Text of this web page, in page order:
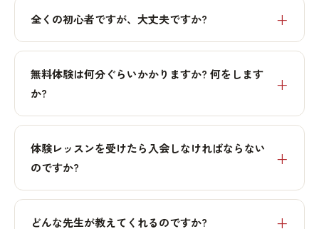
全くの初心者ですが、大丈夫ですか?
無料体験は何分ぐらいかかりますか? 何をします
か?
体験レッスンを受けたら入会しなければならない
のですか?
どんな先生が教えてくれるのですか?